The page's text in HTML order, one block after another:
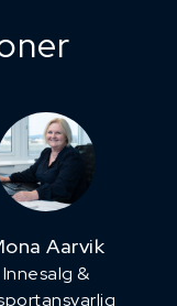
Aarvik
Innesalg &